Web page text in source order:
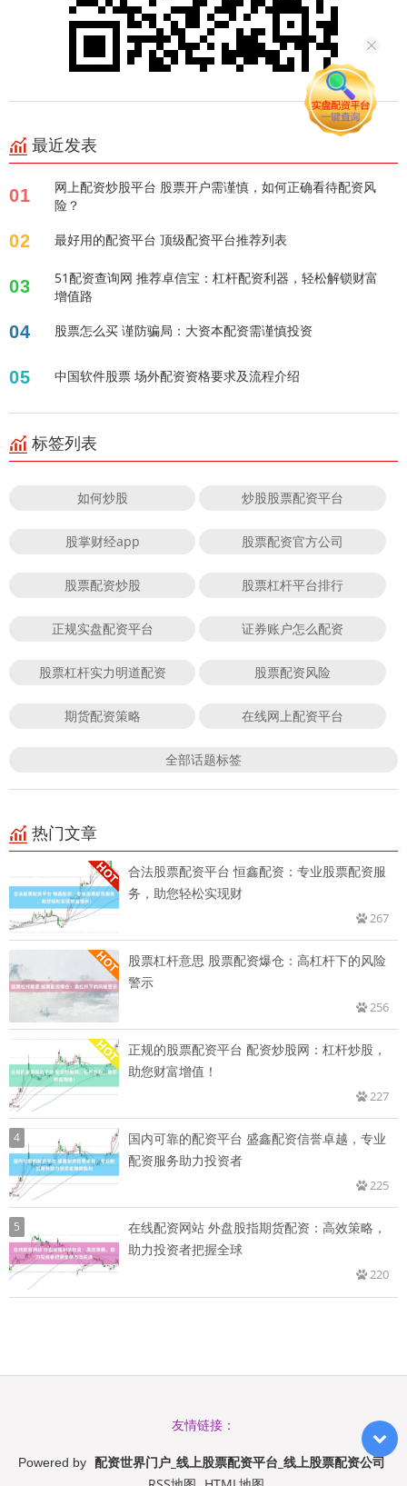
最近发表
01
网上配资炒股平台 股票开户需谨慎，如何正确看待配资风
险？
02 最好用的配资平台 顶级配资平台推荐列表
03
51配资查询网 推荐卓信宝：杠杆配资利器，轻松解锁财富
增值路
04 股票怎么买 谨防骗局：大资本配资需谨慎投资
05 中国软件股票 场外配资资格要求及流程介绍
标签列表
如何炒股 炒股股票配资平台
股掌财经app 股票配资官方公司
股票配资炒股 股票杠杆平台排行
正规实盘配资平台 证券账户怎么配资
股票杠杆实力明道配资 股票配资风险
期货配资策略 在线网上配资平台
全部话题标签
热门文章
合法股票配资平台 恒鑫配资：专业股票配资服
务，助您轻松实现财
267
股票杠杆意思 股票配资爆仓：高杠杆下的风险
警示
256
正规的股票配资平台 配资炒股网：杠杆炒股，
助您财富增值！
227
4
国内可靠的配资平台 盛鑫配资信誉卓越，专业
配资服务助力投资者
225
5
在线配资网站 外盘股指期货配资：高效策略，
助力投资者把握全球
220
友情链接：
Powered by 配资世界门户_线上股票配资平台_线上股票配资公司